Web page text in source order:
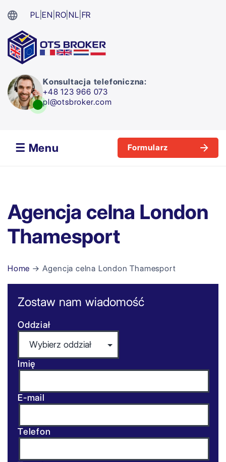
PL |EN RO |NL FR
Konsultacja telefoniczna:
+48 123 966 073
pl@otsbroker.com
☰ Menu Formularz
Agencja celna London
Thamesport
Home → Agencja celna London Thamesport
Zostaw nam wiadomość
Oddział
Imię
E-mail
Telefon